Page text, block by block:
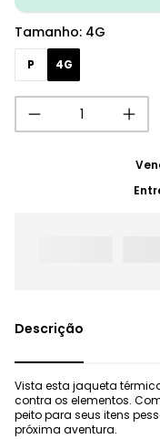
Tamanho: 4G
P 4G
Vista esta jaqueta
contra os elementos.
peito para seus itens
próxima aventura.